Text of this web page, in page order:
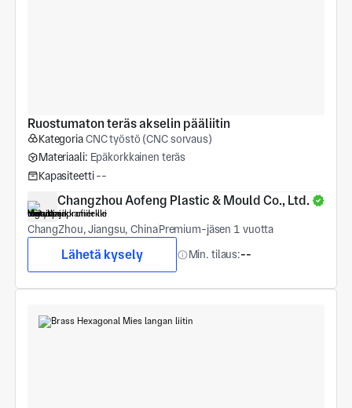
Ruostumaton teräs akselin pääliitin
KategoriaCNC työstö (CNC sorvaus)
Materiaali: Epäkorkkainen teräs
Kapasiteetti --
Changzhou Aofeng Plastic & Mould Co., Ltd.
ChangZhou, Jiangsu, ChinaPremium-jäsen 1 vuotta
Lähetä kysely Min. tilaus:--